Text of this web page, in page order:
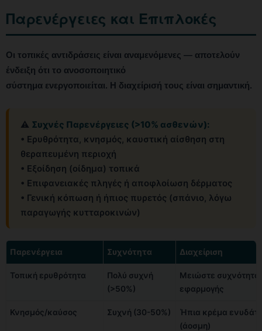
Παρενέργειες και Επιπλοκές
Οι τοπικές αντιδράσεις είναι αναμενόμενες — αποτελούν
ένδειξη ότι το ανοσοποιητικό
σύστημα ενεργοποιείται. Η διαχείρισή τους είναι σημαντική.
⚠️ Συχνές Παρενέργειες (>10% ασθενών):
• Ερυθρότητα, κνησμός, καυστική αίσθηση στη
θεραπευμένη περιοχή
• Εξοίδηση (οίδημα) τοπικά
• Επιφανειακές πληγές ή αποφλοίωση δέρματος
• Γενική κόπωση ή ήπιος πυρετός (σπάνιο, λόγω
παραγωγής κυτταροκινών)
Παρενέργεια Συχνότητα Διαχείριση
Τοπική ερυθρότητα
Πολύ συχνή
(>50%)
Μειώστε συχνότητα
εφαρμογής
Κνησμός/καύσος Συχνή (30-50%)
Ήπια κρέμα
(άοσμη)